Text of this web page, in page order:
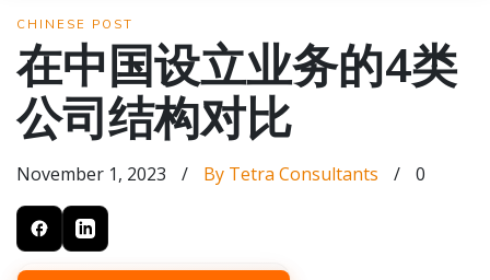
CHINESE POST
在中国设立业务的4类
公司结构对比
November 1, 2023 / By Tetra Consultants / 0